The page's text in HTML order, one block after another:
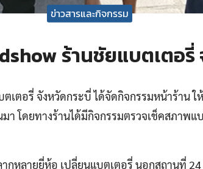
ข่าวสารและกิจกรรม
ร้านชัยแบตเตอรี่
เตอรี่ จังหวัดกระบี่ ได้จัดกิจกรรมหน้าร้าน
โดยทางร้านได้มีกิจกรรมตรวจเช็คสภาพ
หลายยี่ห้อ เปลี่ยนแบตเตอรี่ นอกสถานที่